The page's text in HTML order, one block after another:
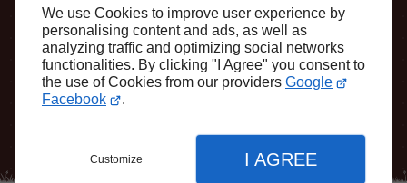
We use Cookies to improve user experience by
personalising content and ads, as well as
analyzing traffic and optimizing social networks
functionalities. By clicking "I Agree" you consent to
the use of Cookies from our providers Google
Facebook
.
Customize I AGREE
Haut de page